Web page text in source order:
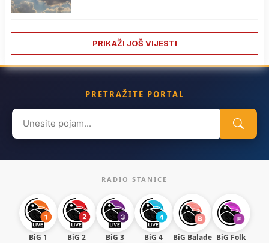
PRIKAŽI JOŠ VIJESTI
PRETRAŽITE PORTAL
Search
for:
RADIO STANICE
BiG 1 BiG 2 BiG 3 BiG 4 BiG Balade BiG Folk